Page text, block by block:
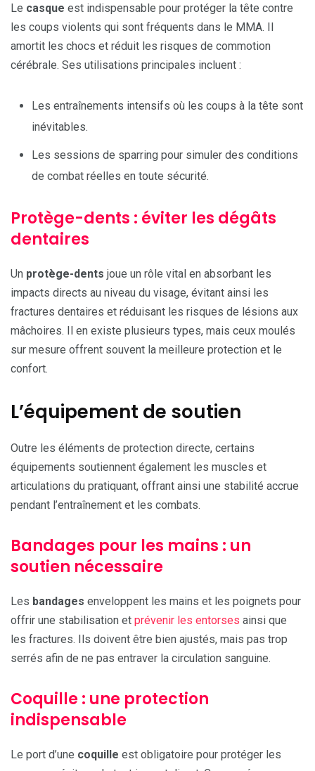
Le casque est indispensable pour protéger la tête contre
les coups violents qui sont fréquents dans le MMA. Il
amortit les chocs et réduit les risques de commotion
cérébrale. Ses utilisations principales incluent :
Les entraînements intensifs où les coups à la tête sont
inévitables.
Les sessions de sparring pour simuler des conditions
de combat réelles en toute sécurité.
Protège-dents : éviter les dégâts
dentaires
Un protège-dents joue un rôle vital en absorbant les
impacts directs au niveau du visage, évitant ainsi les
fractures dentaires et réduisant les risques de lésions aux
mâchoires. Il en existe plusieurs types, mais ceux moulés
sur mesure offrent souvent la meilleure protection et le
confort.
L’équipement de soutien
Outre les éléments de protection directe, certains
équipements soutiennent également les muscles et
articulations du pratiquant, offrant ainsi une stabilité accrue
pendant l’entraînement et les combats.
Bandages pour les mains : un
soutien nécessaire
Les bandages enveloppent les mains et les poignets pour
offrir une stabilisation et prévenir les entorses ainsi que
les fractures. Ils doivent être bien ajustés, mais pas trop
serrés afin de ne pas entraver la circulation sanguine.
Coquille : une protection
indispensable
Le port d’une coquille est obligatoire pour protéger les